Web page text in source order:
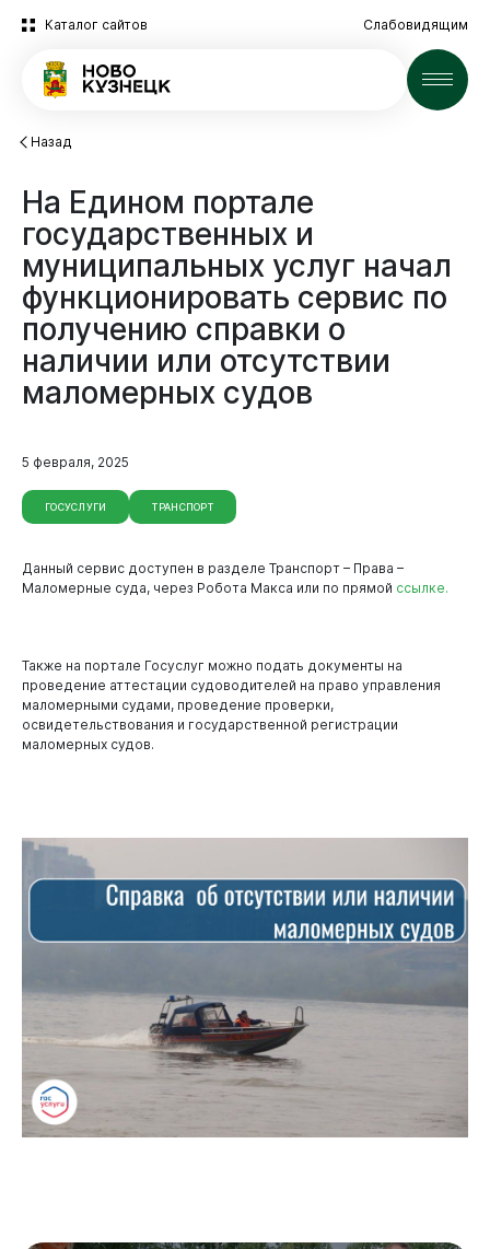
Каталог сайтов Слабовидящим
Новости
Новокузнецк
Администрация
Назад
На Едином портале
государственных и
муниципальных услуг начал
функционировать сервис по
получению справки о
наличии или отсутствии
маломерных судов
5 февраля, 2025
ГОСУСЛУГИ ТРАНСПОРТ
Данный сервис доступен в разделе Транспорт – Права –
Маломерные суда, через Робота Макса или по прямой ссылке.
Также на портале Госуслуг можно подать документы на
проведение аттестации судоводителей на право управления
маломерными судами, проведение проверки,
освидетельствования и государственной регистрации
маломерных судов.